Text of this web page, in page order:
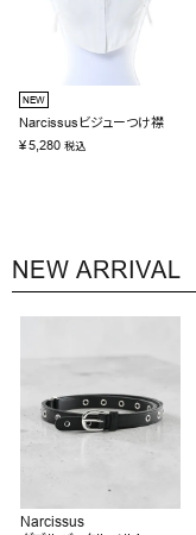
NEW
Narcissusビジューつけ襟
¥5,280 税込
NEW ARRIVAL
Narcissus